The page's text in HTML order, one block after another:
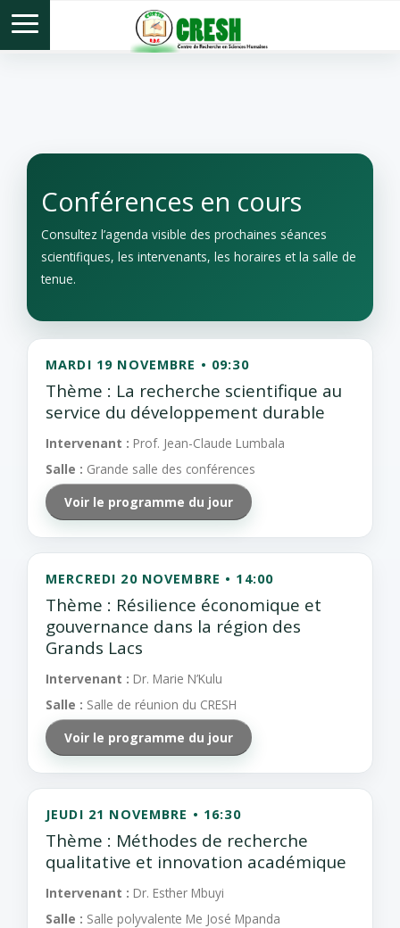
Conférences en cours
Consultez l’agenda visible des prochaines séances
scientifiques, les intervenants, les horaires et la salle de
tenue.
MARDI 19 NOVEMBRE • 09:30
Thème : La recherche scientifique au
service du développement durable
Intervenant : Prof. Jean-Claude Lumbala
Salle : Grande salle des conférences
Voir le programme du jour
MERCREDI 20 NOVEMBRE • 14:00
Thème : Résilience économique et
gouvernance dans la région des
Grands Lacs
Intervenant : Dr. Marie N’Kulu
Salle : Salle de réunion du CRESH
Voir le programme du jour
JEUDI 21 NOVEMBRE • 16:30
Thème : Méthodes de recherche
qualitative et innovation académique
Intervenant : Dr. Esther Mbuyi
Salle : Salle polyvalente Me José Mpanda